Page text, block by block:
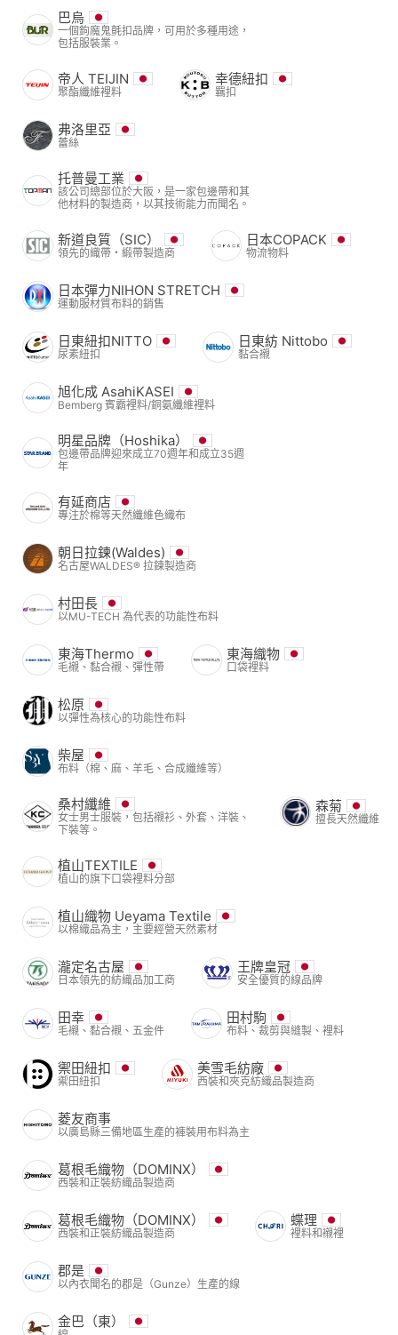
巴烏
一個鉤魔鬼氈扣品牌，可用於多種用途，
包括服裝業。
帝人 TEIJIN
聚酯纖維裡料
幸德紐扣
羈扣
弗洛里亞
蕾絲
托普曼工業
該公司總部位於大阪，是一家包邊帶和其
他材料的製造商，以其技術能力而聞名。
新道良質（SIC）
領先的織帶・緞帶製造商
日本COPACK
物流物料
日本彈力NIHON STRETCH
運動服材質布料的銷售
日東紐扣NITTO
尿素紐扣
日東紡 Nittobo
黏合襯
旭化成 AsahiKASEI
Bemberg 賓霸裡料/銅氨纖維裡料
明星品牌（Hoshika）
包邊帶品牌迎來成立70週年和成立35週
年
有延商店
專注於棉等天然纖維色織布
朝日拉鍊(Waldes)
名古屋WALDES® 拉鍊製造商
村田長
以MU-TECH 為代表的功能性布料
東海Thermo
毛襯、黏合襯、彈性帶
東海織物
口袋裡料
松原
以彈性為核心的功能性布料
柴屋
布料（棉、麻、羊毛、合成纖維等）
桑村纖維
女士男士服裝，包括襯衫、外套、洋裝、
下裝等。
森菊
擅長天然纖維
植山TEXTILE
植山的旗下口袋裡料分部
植山織物 Ueyama Textile
以棉織品為主，主要經營天然素材
瀧定名古屋
日本領先的紡織品加工商
王牌皇冠
安全優質的線品牌
田幸
毛襯、黏合襯、五金件
田村駒
布料、裁剪與縫製、裡料
禦田紐扣
禦田紐扣
美雪毛紡廠
西裝和夾克紡織品製造商
菱友商事
以廣島縣三備地區生產的褲裝用布料為主
葛根毛織物（DOMINX）
西裝和正裝紡織品製造商
葛根毛織物（DOMINX）
西裝和正裝紡織品製造商
蝶理
裡料和襯裡
郡是
以內衣聞名的郡是（Gunze）生產的線
金巴（東）